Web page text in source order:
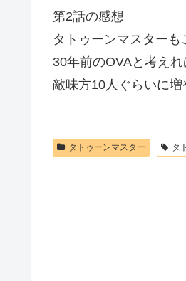
第2話の感想
タトゥーンマスターも
30年前のOVAと考え
敵味方10人ぐらいに増
タトゥーンマスター タ